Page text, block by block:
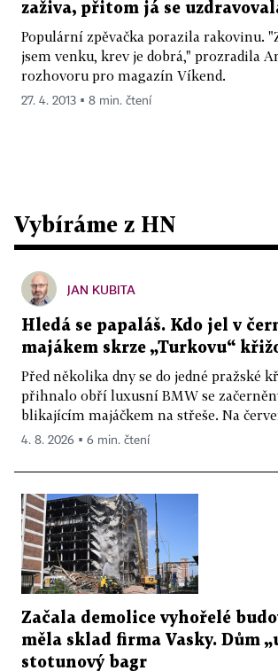
zaživa, přitom já se
Populární zpěvačka porazila rakovinu.
jsem venku, krev je dobrá," prozradila
rozhovoru pro magazín Víkend.
27. 4. 2013 ▪ 8 min. čtení
Vybíráme z HN
JAN KUBITA
Hledá se papaláš. Kdo jel v
majákem skrze „Turkovu“
Před několika dny se do jedné pražské
přihnalo obří luxusní BMW se
blikajícím majáčkem na střeše. Na
4. 8. 2026 ▪ 6 min. čtení
Začala demolice vyhořelé
měla sklad firma Vasky. Dům
stotunový bagr